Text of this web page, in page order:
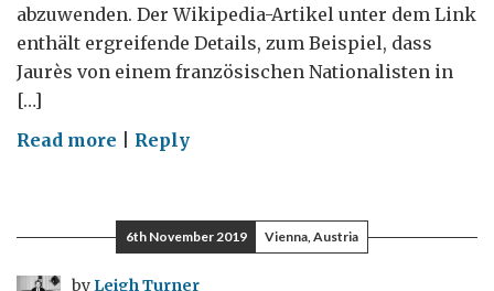
abzuwenden. Der Wikipedia-Artikel unter dem Link
enthält ergreifende Details, zum Beispiel, dass
Jaurès von einem französischen Nationalisten in
[…]
Read more on
Pazifist,
eine
britische
Reply
6th November 2019 Vienna, Austria
by Leigh Turner